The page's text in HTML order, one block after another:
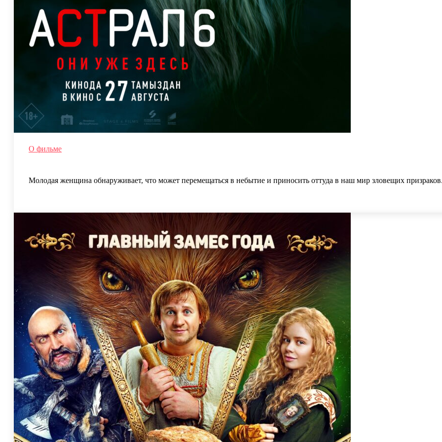
О фильме
Молодая женщина обнаруживает, что может перемещаться в небытие и приносить оттуда в наш мир зловещих